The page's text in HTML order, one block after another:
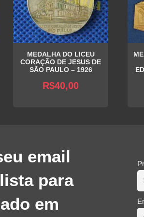
MEDALHA DO LICEU
CORAÇÃO DE JESUS DE
SÃO PAULO – 1926
R$40,00
email
para
em